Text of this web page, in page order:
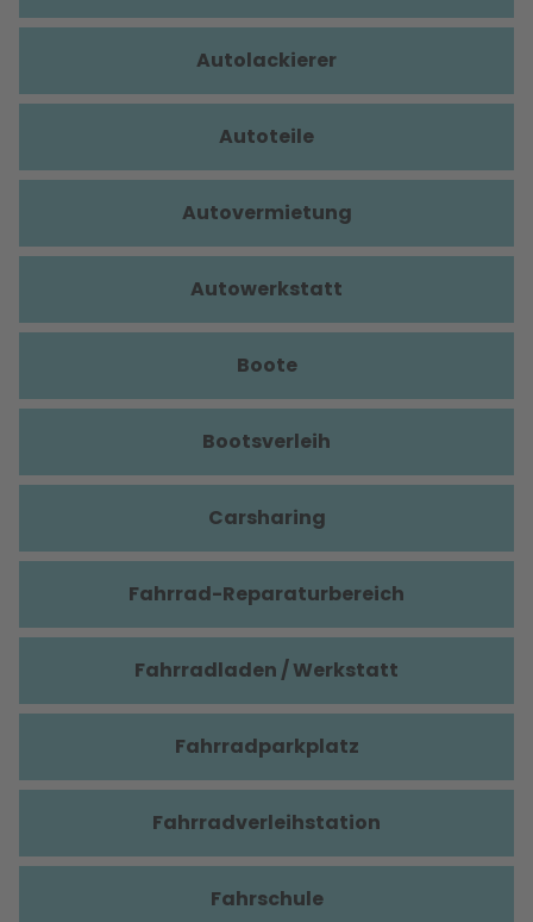
Autolackierer
Autoteile
Autovermietung
Autowerkstatt
Boote
Bootsverleih
Carsharing
Fahrrad-Reparaturbereich
Fahrradladen / Werkstatt
Fahrradparkplatz
Fahrradverleihstation
Fahrschule